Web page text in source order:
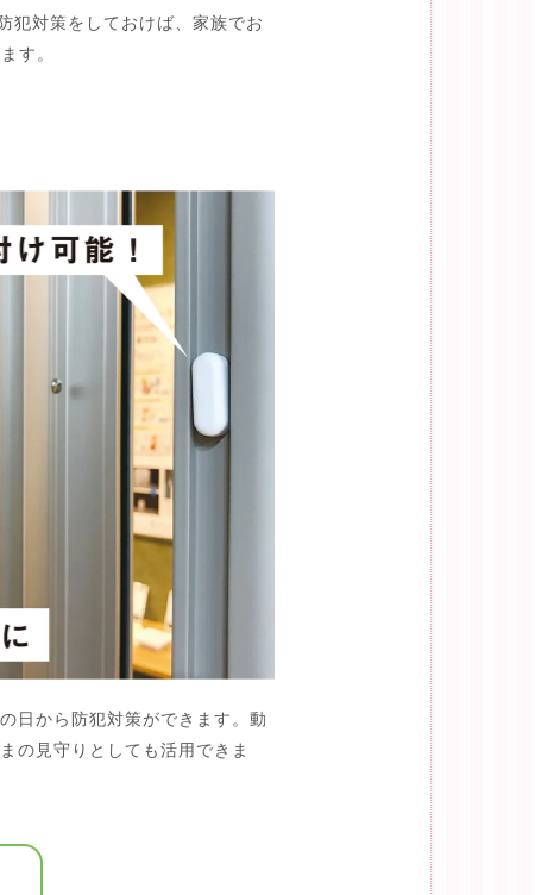
犯対策をしておけば、家族でお
す。
日から防犯対策ができます。動
の見守りとしても活用できま